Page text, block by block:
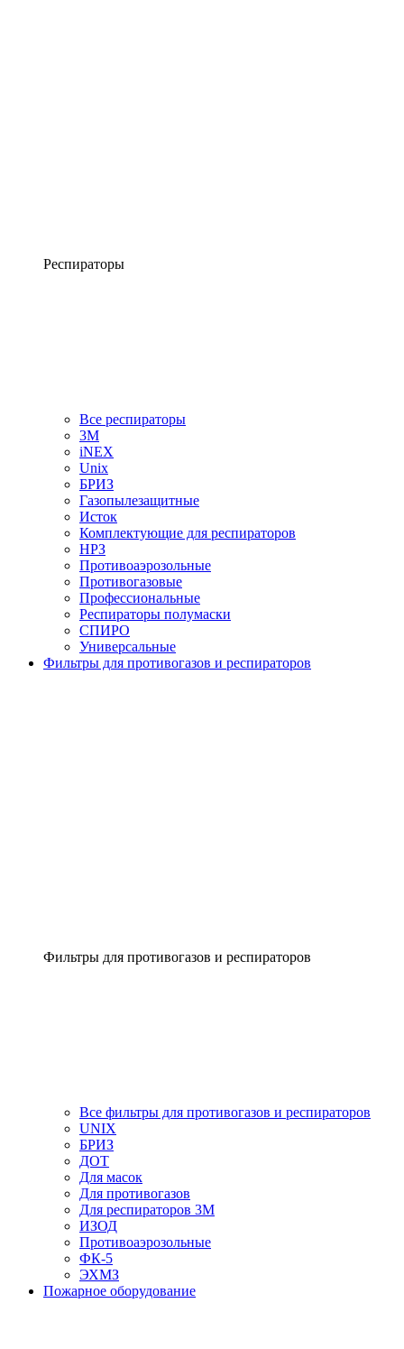
Респираторы
Все респираторы
3М
iNEX
Unix
БРИЗ
Газопылезащитные
Исток
Комплектующие для респираторов
НРЗ
Противоаэрозольные
Противогазовые
Профессиональные
Респираторы полумаски
СПИРО
Универсальные
Фильтры для противогазов и респираторов
Фильтры для противогазов и респираторов
Все фильтры для противогазов и респираторов
UNIX
БРИЗ
ДОТ
Для масок
Для противогазов
Для респираторов 3М
ИЗОД
Противоаэрозольные
ФК-5
ЭХМЗ
Пожарное оборудование